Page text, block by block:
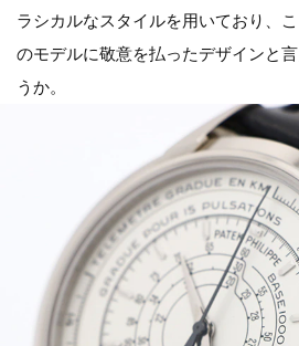
ラシカルなスタイルを用いており、
のモデルに敬意を払ったデザインと
うか。